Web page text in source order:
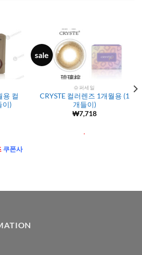
용 컬
이)
쿠폰사
sale
슈퍼세일
CRYSTE 컬러렌즈 1개월용 (1
개들이)
₩7,718
.